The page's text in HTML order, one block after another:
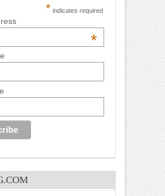
* indicates required
*